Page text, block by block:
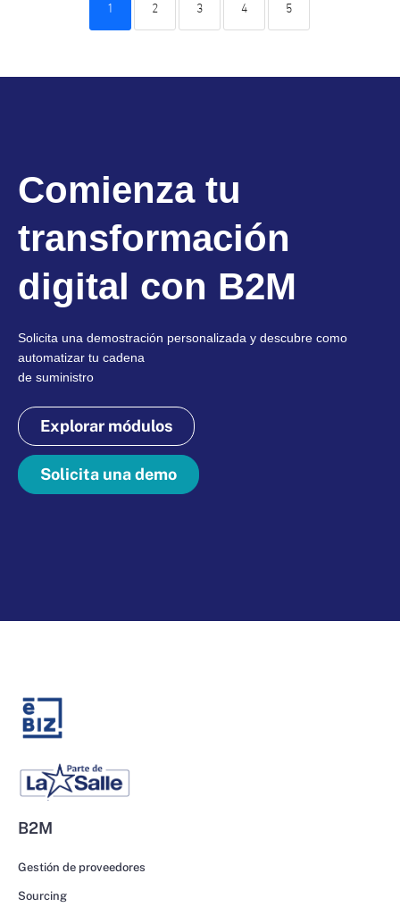
1 2 3 4 5
Comienza tu
transformación
digital con B2M
Solicita una demostración personalizada y descubre como
automatizar tu cadena
de suministro
Explorar módulos
Solicita una demo
B2M
Gestión de proveedores
Sourcing